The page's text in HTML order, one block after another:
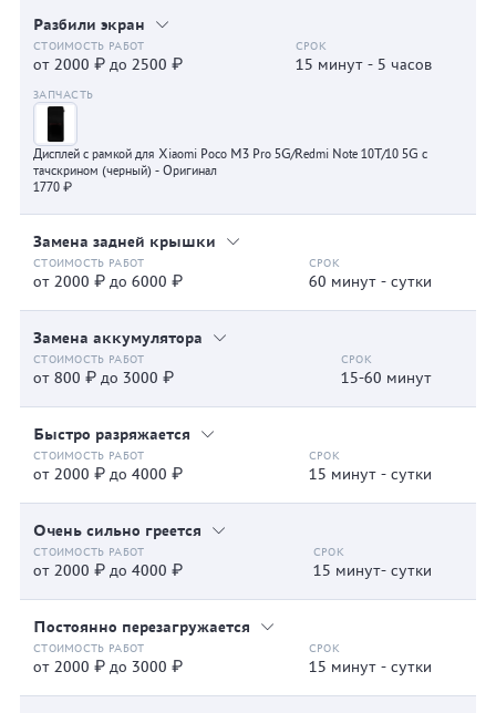
Разбили экран
от 2000 ₽ до 2500 ₽ 15 минут - 5 часов
Дисплей с рамкой для Xiaomi Poco M3 Pro 5G/Redmi Note 10T/10 5G с
тачскрином (черный) - Оригинал
1770 ₽
Замена задней крышки
от 2000 ₽ до 6000 ₽ 60 минут - сутки
Замена аккумулятора
от 800 ₽ до 3000 ₽ 15-60 минут
Быстро разряжается
от 2000 ₽ до 4000 ₽ 15 минут - сутки
Очень сильно греется
от 2000 ₽ до 4000 ₽ 15 минут- сутки
Постоянно перезагружается
от 2000 ₽ до 3000 ₽ 15 минут - сутки